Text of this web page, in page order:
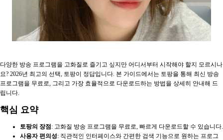
다양한 방송 프로그램을 고화질로 즐기고 싶지만 어디서부터 시작해야 할지 모르시나
요? 2026년 최고의 선택, 토팡이 정답입니다. 본 가이드에서는 토팡을 통해 최신 방송
프로그램을 무료로, 그리고 가장 효율적으로 다운로드하는 방법을 상세히 안내해 드
립니다.
핵심 요약
토팡의 장점: 고화질 방송 프로그램을 무료로, 빠르게 다운로드할 수 있습니다.
사용자 편의성: 직관적인 인터페이스와 간편한 검색 기능으로 원하는 프로그